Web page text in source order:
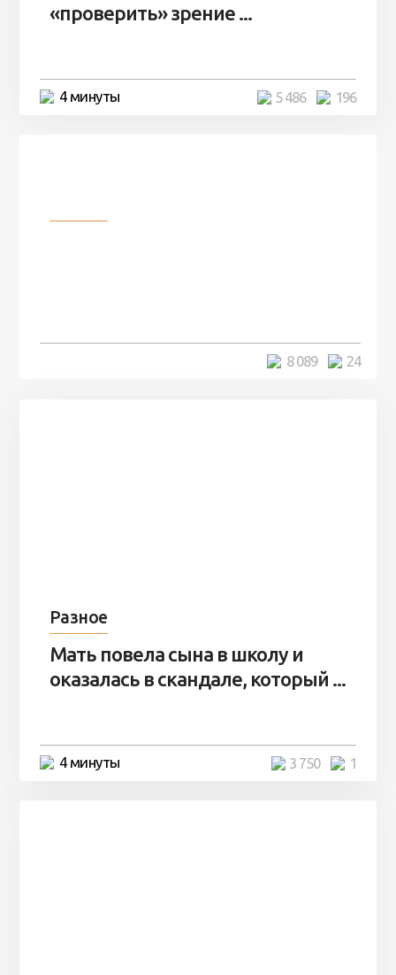
«проверить» зрение ...
4 минуты 196
5 486
24
8 089
Разное
Мать повела сына в школу и
оказалась в скандале, который ...
4 минуты 1
3 750